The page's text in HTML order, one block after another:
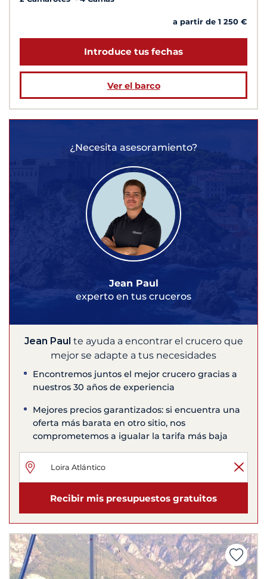
a partir de 1 250 €
Introduce tus fechas
Ver el barco
¿Necesita asesoramiento?
Jean Paul
experto en tus cruceros
Jean Paul te ayuda a encontrar el crucero que
mejor se adapte a tus necesidades
Encontremos juntos el mejor crucero gracias a
nuestros 30 años de experiencia
Mejores precios garantizados: si encuentra una
oferta más barata en otro sitio, nos
comprometemos a igualar la tarifa más baja
Recibir mis presupuestos gratuitos